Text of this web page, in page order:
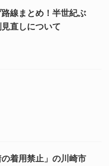
線まとめ！半世紀ぶ
直しについて
着用禁止」の川崎市